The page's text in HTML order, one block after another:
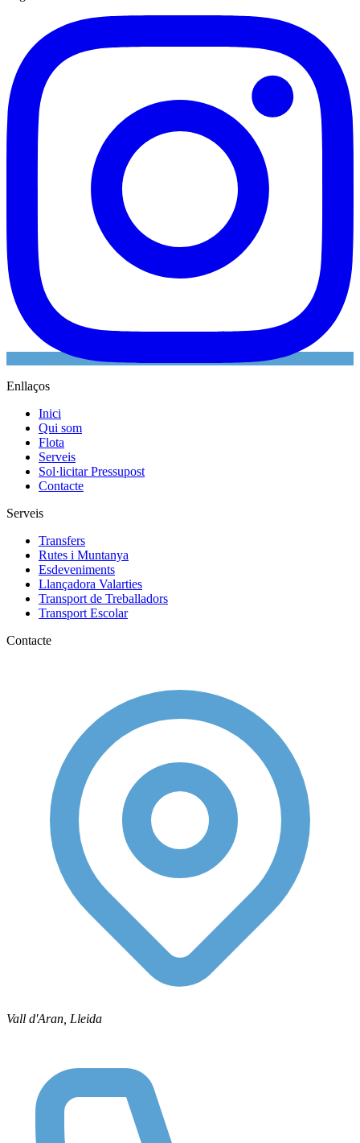
Enllaços
Inici
Qui som
Flota
Serveis
Sol·licitar Pressupost
Contacte
Serveis
Transfers
Rutes i Muntanya
Esdeveniments
Llançadora Valarties
Transport de Treballadors
Transport Escolar
Contacte
Vall d'Aran, Lleida